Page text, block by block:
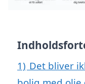
1) Det bliver